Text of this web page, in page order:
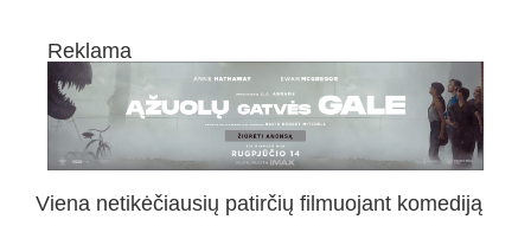
Reklama
Viena netikėčiausių patirčių filmuojant komediją